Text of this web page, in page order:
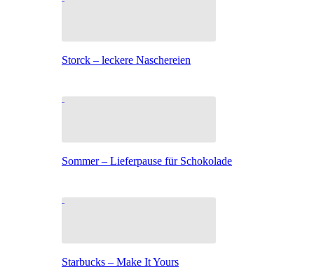
Storck – leckere Naschereien
Sommer – Lieferpause für Schokolade
Starbucks – Make It Yours